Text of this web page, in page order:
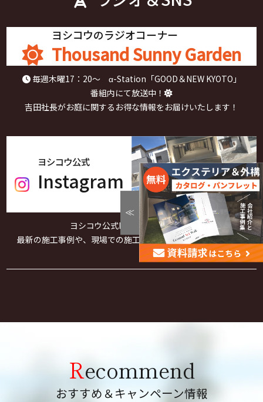
ヨシコウのラジオコーナー
Thousand Sunny Garden
毎週木曜17：20～ α-Station「GOOD＆NEW KYOTO」
番組内にて放送中！
吉田社長がお庭に関するお得な情報をお届けいたします！
ヨシコウ公式
Instagram
ヨシコウ公式Instagram更新中！
最新の施工事例や、現場での施工の様子をご紹介しています。
Recommend
おすすめ＆キャンペーン情報